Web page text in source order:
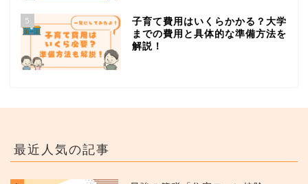
5
子育て費用はいくらかかる？大学
までの費用と具体的な準備方法を
解説！
最近人気の記事